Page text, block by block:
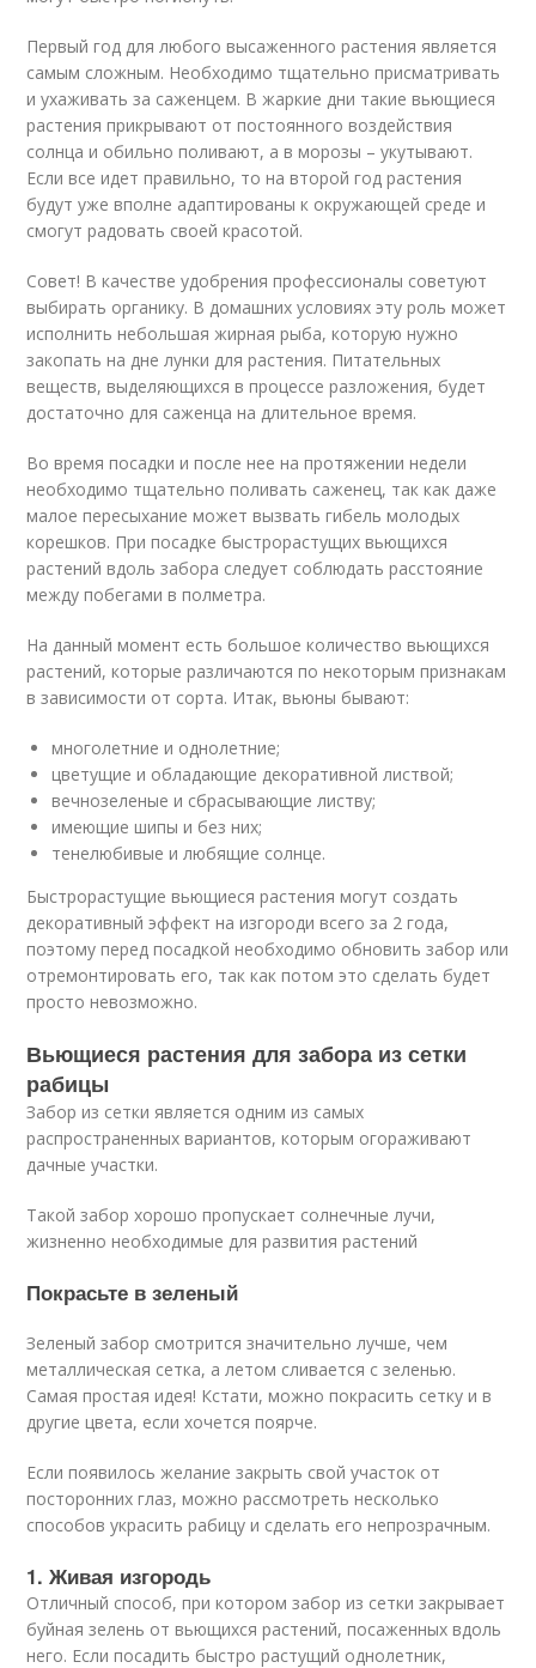
Первый год для любого высаженного растения является
самым сложным. Необходимо тщательно присматривать
и ухаживать за саженцем. В жаркие дни такие вьющиеся
растения прикрывают от постоянного воздействия
солнца и обильно поливают, а в морозы – укутывают.
Если все идет правильно, то на второй год растения
будут уже вполне адаптированы к окружающей среде и
смогут радовать своей красотой.
Совет! В качестве удобрения профессионалы советуют
выбирать органику. В домашних условиях эту роль может
исполнить небольшая жирная рыба, которую нужно
закопать на дне лунки для растения. Питательных
веществ, выделяющихся в процессе разложения, будет
достаточно для саженца на длительное время.
Во время посадки и после нее на протяжении недели
необходимо тщательно поливать саженец, так как даже
малое пересыхание может вызвать гибель молодых
корешков. При посадке быстрорастущих вьющихся
растений вдоль забора следует соблюдать расстояние
между побегами в полметра.
На данный момент есть большое количество вьющихся
растений, которые различаются по некоторым признакам
в зависимости от сорта. Итак, вьюны бывают:
многолетние и однолетние;
цветущие и обладающие декоративной листвой;
вечнозеленые и сбрасывающие листву;
имеющие шипы и без них;
тенелюбивые и любящие солнце.
Быстрорастущие вьющиеся растения могут создать
декоративный эффект на изгороди всего за 2 года,
поэтому перед посадкой необходимо обновить забор или
отремонтировать его, так как потом это сделать будет
просто невозможно.
Вьющиеся растения для забора из сетки
рабицы
Забор из сетки является одним из самых
распространенных вариантов, которым огораживают
дачные участки.
Такой забор хорошо пропускает солнечные лучи,
жизненно необходимые для развития растений
Покрасьте в зеленый
Зеленый забор смотрится значительно лучше, чем
металлическая сетка, а летом сливается с зеленью.
Самая простая идея! Кстати, можно покрасить сетку и в
другие цвета, если хочется поярче.
Если появилось желание закрыть свой участок от
посторонних глаз, можно рассмотреть несколько
способов украсить рабицу и сделать его непрозрачным.
1. Живая изгородь
Отличный способ, при котором забор из сетки закрывает
буйная зелень от вьющихся растений, посаженных вдоль
него. Если посадить быстро растущий однолетник,